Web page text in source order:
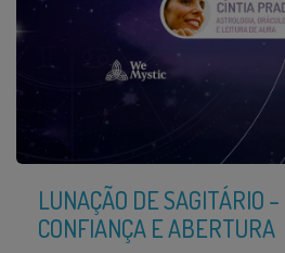
LUNAÇÃO DE SAGITÁRIO
CONFIANÇA E ABERTURA